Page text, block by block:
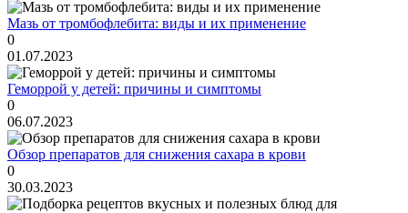
Мазь от тромбофлебита: виды и их применение
0
01.07.2023
Геморрой у детей: причины и симптомы
0
06.07.2023
Обзор препаратов для снижения сахара в крови
0
30.03.2023